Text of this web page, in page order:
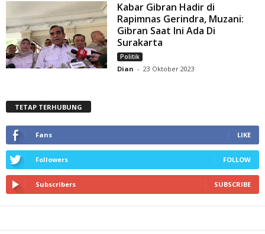
Kabar Gibran Hadir di
Rapimnas Gerindra, Muzani:
Gibran Saat Ini Ada Di
Surakarta
Politik
Dian - 23 Oktober 2023
TETAP TERHUBUNG
Fans LIKE
Followers FOLLOW
Subscribers SUBSCRIBE